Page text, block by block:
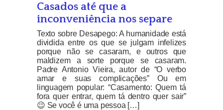
Casados até que a
inconveniência nos separe
Texto sobre Desapego: A humanidade está
dividida entre os que se julgam infelizes
porque não se casaram, e outros que
maldizem a sorte porque se casaram.
Padre Antonio Vieira, autor de “O verbo
amar e suas complicações” Ou em
linguagem popular: “Casamento: Quem tá
fora quer entrar, quem tá dentro quer sair”
😉 Se você é uma pessoa […]